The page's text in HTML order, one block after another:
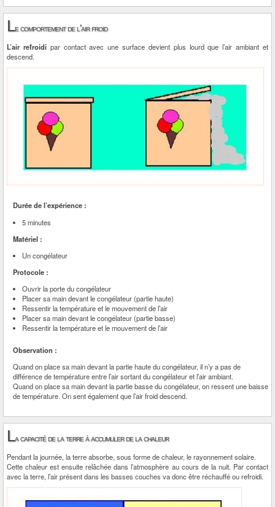
Le comportement de l’air froid
L’air refroidi par contact avec une surface devient plus lourd que l’air ambiant et
descend.
Durée de l’expérience :
5 minutes
Matériel :
Un congélateur
Protocole :
Ouvrir la porte du congélateur
Placer sa main devant le congélateur (partie haute)
Ressentir la température et le mouvement de l’air
Placer sa main devant le congélateur (partie basse)
Ressentir la température et le mouvement de l’air
Observation :
Quand on place sa main devant la partie haute du congélateur, il n’y a pas de
différence de température entre l’air sortant du congélateur et l’air ambiant.
Quand on place sa main devant la partie basse du congélateur, on ressent une baisse
de température. On sent également que l’air froid descend.
La capacité de la terre à accumuler de la chaleur
Pendant la journée, la terre absorbe, sous forme de chaleur, le rayonnement solaire.
Cette chaleur est ensuite relâchée dans l’atmosphère au cours de la nuit. Par contact
avec la terre, l’air présent dans les basses couches va donc être réchauffé ou refroidi.